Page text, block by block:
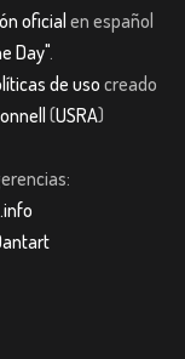
oficial en español
Day".
de uso creado
(USRA)